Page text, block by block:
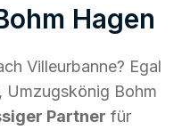
Hagen
Villeurbanne? Egal
Umzugskönig Bohm
Partner für